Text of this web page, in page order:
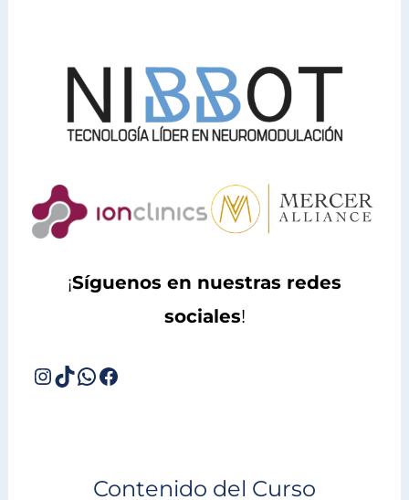
¡Síguenos en nuestras redes
sociales!
Contenido del Curso
del